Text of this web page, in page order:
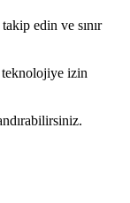
edin ve sınır
teknolojiye izin